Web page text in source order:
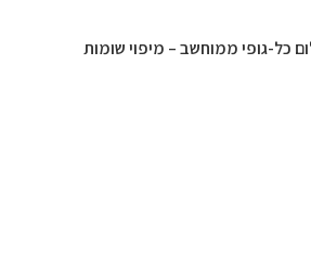
כל-גופי ממוחשב – מיפוי שומות